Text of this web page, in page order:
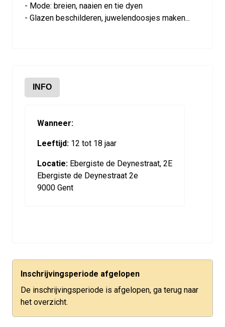
- Mode: breien, naaien en tie dyen
- Glazen beschilderen, juwelendoosjes maken...
INFO
Wanneer:
Leeftijd: 12 tot 18 jaar
Locatie: Ebergiste de Deynestraat, 2E
Ebergiste de Deynestraat 2e
9000 Gent
Inschrijvingsperiode afgelopen
De inschrijvingsperiode is afgelopen, ga terug naar
het overzicht.